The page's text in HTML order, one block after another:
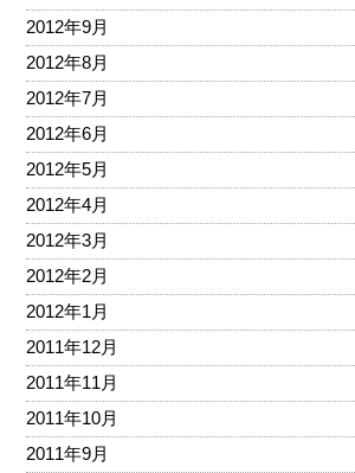
2012年9月
2012年8月
2012年7月
2012年6月
2012年5月
2012年4月
2012年3月
2012年2月
2012年1月
2011年12月
2011年11月
2011年10月
2011年9月